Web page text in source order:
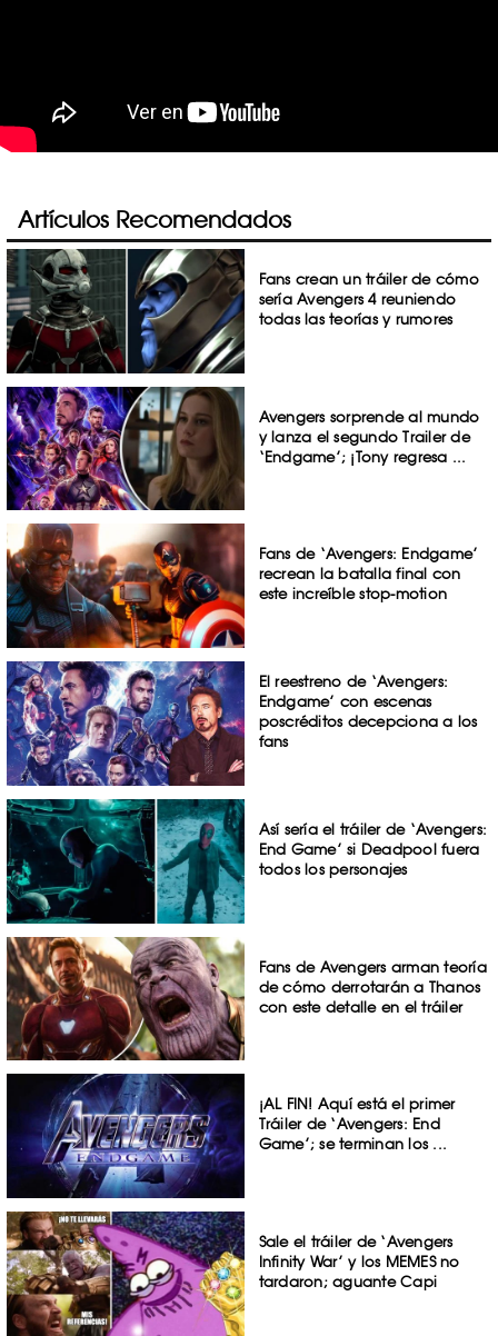
Artículos Recomendados
Fans crean un tráiler de cómo
sería Avengers 4 reuniendo
todas las teorías y rumores
Avengers sorprende al mundo
y lanza el segundo Trailer de
‘Endgame’; ¡Tony regresa ...
Fans de ‘Avengers: Endgame’
recrean la batalla final con
este increíble stop-motion
El reestreno de ‘Avengers:
Endgame’ con escenas
poscréditos decepciona a los
fans
Así sería el tráiler de ‘Avengers:
End Game’ si Deadpool fuera
todos los personajes
Fans de Avengers arman teoría
de cómo derrotarán a Thanos
con este detalle en el tráiler
¡AL FIN! Aquí está el primer
Tráiler de ‘Avengers: End
Game’; se terminan los ...
Sale el tráiler de ‘Avengers
Infinity War’ y los MEMES no
tardaron; aguante Capi